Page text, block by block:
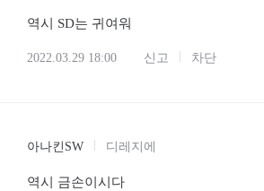
역시 SD는 귀여워
2022.03.29 18:00 신고 차단
아나킨SW 디레지에
역시 금손이시다